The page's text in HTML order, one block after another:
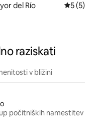
del Río
5 (5)
raziskati
v bližini
počitniških namestitev